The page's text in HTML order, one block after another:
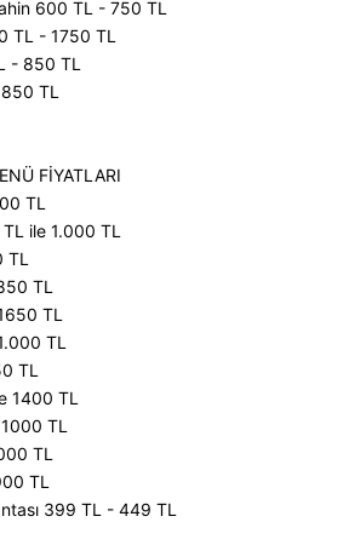
600 TL - 750 TL
TL - 1750 TL
- 850 TL
TL
FİYATLARI
TL
ile 1.000 TL
TL
TL
TL
TL
1400 TL
TL
TL
TL
399 TL - 449 TL